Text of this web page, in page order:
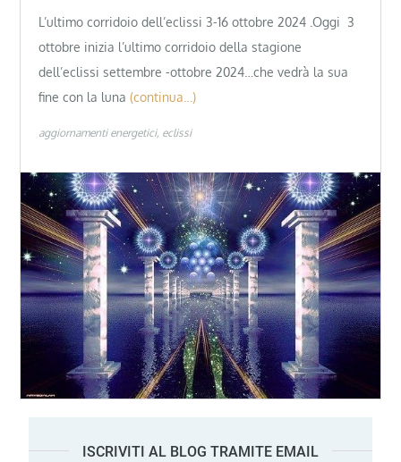
L’ultimo corridoio dell’eclissi 3-16 ottobre 2024 .Oggi 3
ottobre inizia l’ultimo corridoio della stagione
dell’eclissi settembre -ottobre 2024…che vedrà la sua
fine con la luna (continua…)
aggiornamenti energetici eclissi
ISCRIVITI AL BLOG TRAMITE EMAIL